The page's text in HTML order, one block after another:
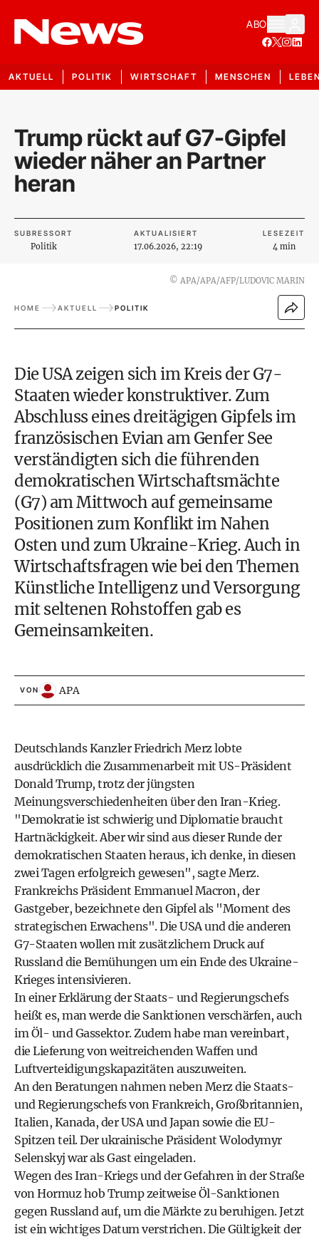
ABO
AKTUELL POLITIK WIRTSCHAFT MENSCHEN
Trump rückt auf G7-Gipfel
wieder näher an Partner
heran
SUBRESSORT
Politik
AKTUALISIERT
17.06.2026, 22:19
LESEZEIT
4 min
© APA/APA/AFP/LUDOVIC MARIN
HOME AKTUELL POLITIK
Die USA zeigen sich im Kreis der G7-
Staaten wieder konstruktiver. Zum
Abschluss eines dreitägigen Gipfels im
französischen Evian am Genfer See
verständigten sich die führenden
demokratischen Wirtschaftsmächte
(G7) am Mittwoch auf gemeinsame
Positionen zum Konflikt im Nahen
Osten und zum Ukraine-Krieg. Auch in
Wirtschaftsfragen wie bei den Themen
Künstliche Intelligenz und Versorgung
mit seltenen Rohstoffen gab es
Gemeinsamkeiten.
VON APA
Deutschlands Kanzler Friedrich Merz lobte
ausdrücklich die Zusammenarbeit mit US-Präsident
Donald Trump, trotz der jüngsten
Meinungsverschiedenheiten über den Iran-Krieg.
"Demokratie ist schwierig und Diplomatie braucht
Hartnäckigkeit. Aber wir sind aus dieser Runde der
demokratischen Staaten heraus, ich denke, in diesen
zwei Tagen erfolgreich gewesen", sagte Merz.
Frankreichs Präsident Emmanuel Macron, der
Gastgeber, bezeichnete den Gipfel als "Moment des
strategischen Erwachens". Die USA und die anderen
G7-Staaten wollen mit zusätzlichem Druck auf
Russland die Bemühungen um ein Ende des Ukraine-
Krieges intensivieren.
In einer Erklärung der Staats- und Regierungschefs
heißt es, man werde die Sanktionen verschärfen, auch
im Öl- und Gassektor. Zudem habe man vereinbart,
die Lieferung von weitreichenden Waffen und
Luftverteidigungskapazitäten auszuweiten.
An den Beratungen nahmen neben Merz die Staats-
und Regierungschefs von Frankreich, Großbritannien,
Italien, Kanada, der USA und Japan sowie die EU-
Spitzen teil. Der ukrainische Präsident Wolodymyr
Selenskyj war als Gast eingeladen.
Wegen des Iran-Kriegs und der Gefahren in der Straße
von Hormuz hob Trump zeitweise Öl-Sanktionen
gegen Russland auf, um die Märkte zu beruhigen. Jetzt
ist ein wichtiges Datum verstrichen. Die Gültigkeit der